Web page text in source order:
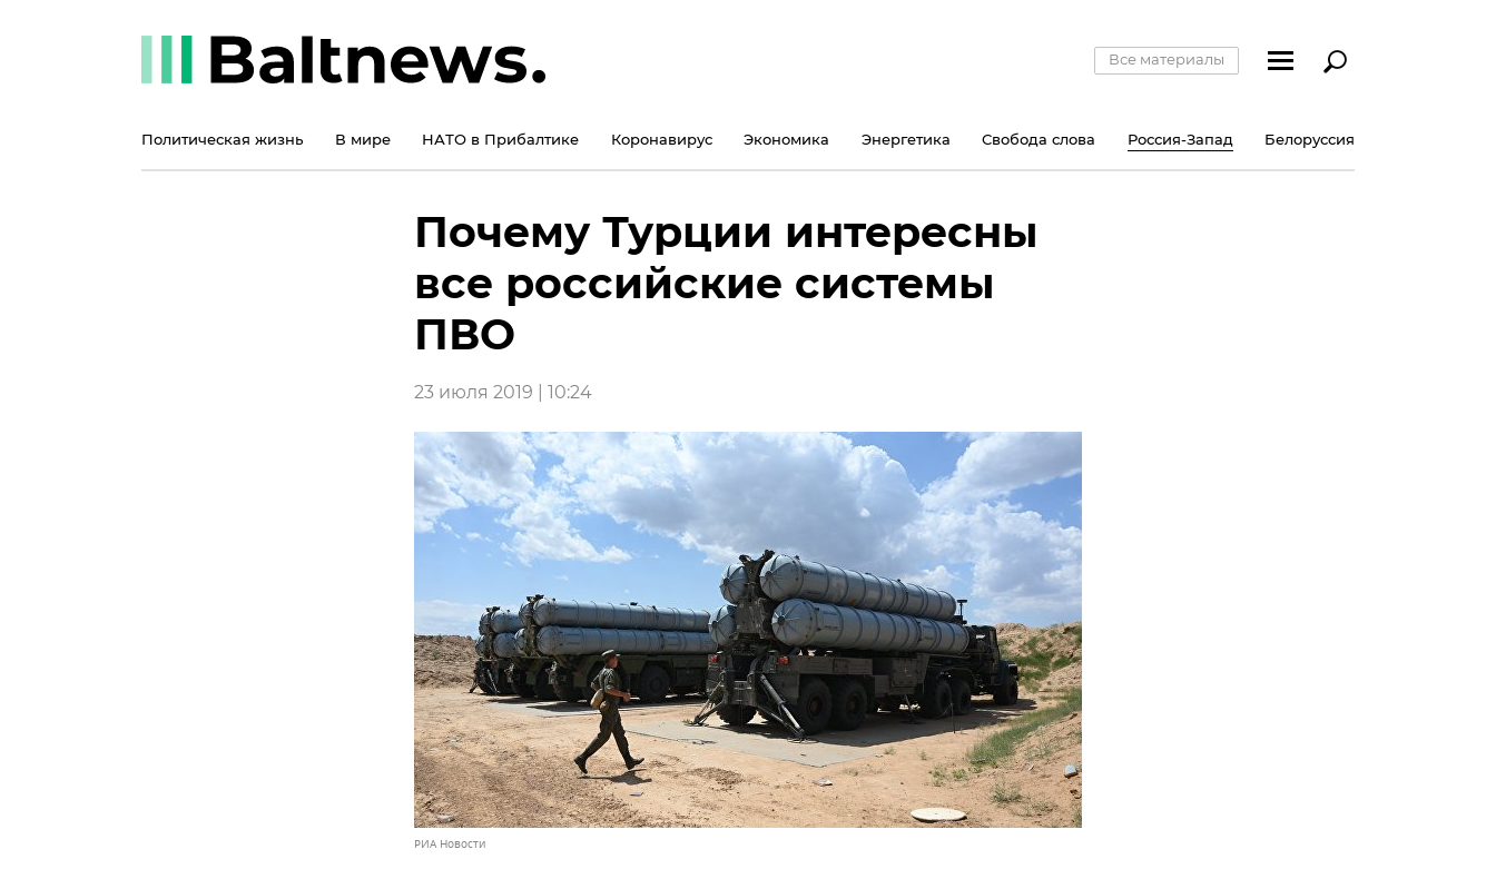
Все материалы
Политическая жизнь В мире НАТО в Прибалтике Коронавирус Экономика Энергетика Свобода слова Россия-Запад Белоруссия
Почему Турции интересны
все российские системы
ПВО
23 июля 2019 | 10:24
РИА Новости